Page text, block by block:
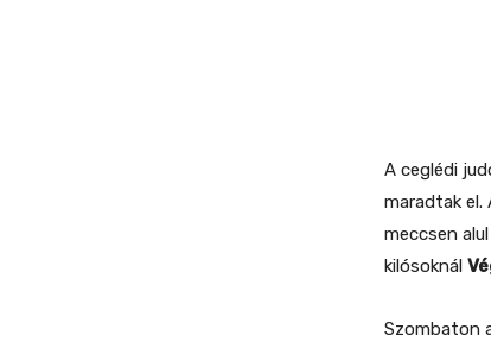
A ceglédi
maradtak el.
meccsen
kilósoknál
Szombaton